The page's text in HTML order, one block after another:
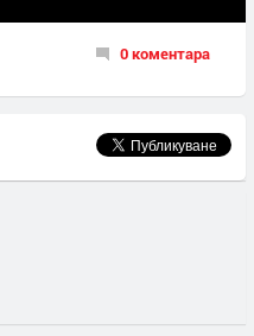
0 коментара